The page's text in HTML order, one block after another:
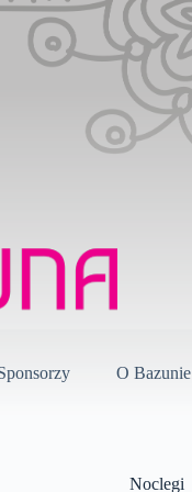
O Bazunie
Noclegi